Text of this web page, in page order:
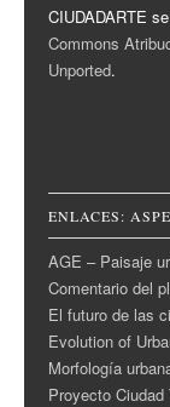
CIUDADARTE
Commons
Unported.
ENLACES:
AGE – Paisaje
Comentario del
El futuro de las
Evolution of
Morfología
Proyecto Ciudad